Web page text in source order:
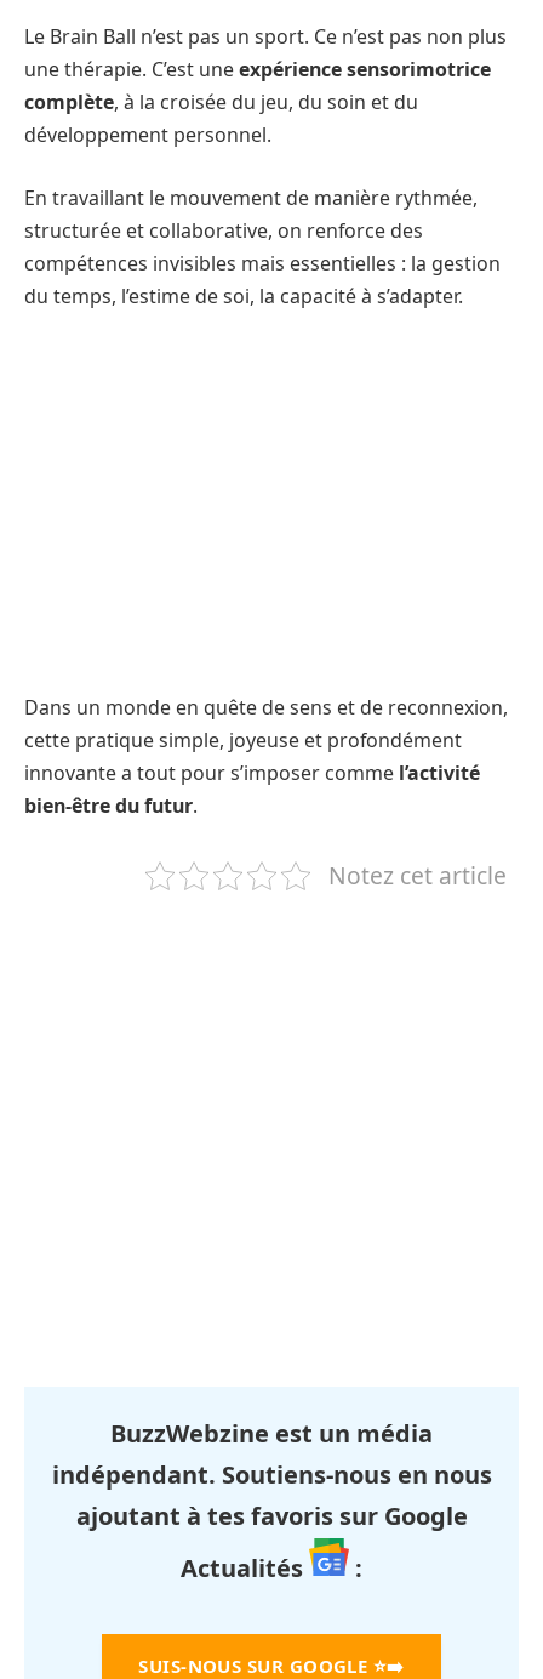
Le Brain Ball n’est pas un sport. Ce n’est pas non plus
une thérapie. C’est uneexpérience sensorimotrice
complète, à la croisée du jeu, du soin et du
développement personnel.
En travaillant le mouvement de manière rythmée,
structurée et collaborative, on renforce des
compétences invisibles mais essentielles : la gestion
du temps, l’estime de soi, la capacité à s’adapter.
Dans un monde en quête de sens et de reconnexion,
cette pratique simple, joyeuse et profondément
innovante a tout pour s’imposer comme l’activité
bien-être du futur.
Notez cet article
BuzzWebzine est un média
indépendant. Soutiens-nous en nous
ajoutant à tes favoris sur Google
Actualités
:
SUIS-NOUS SUR GOOGLE ⭐➡️